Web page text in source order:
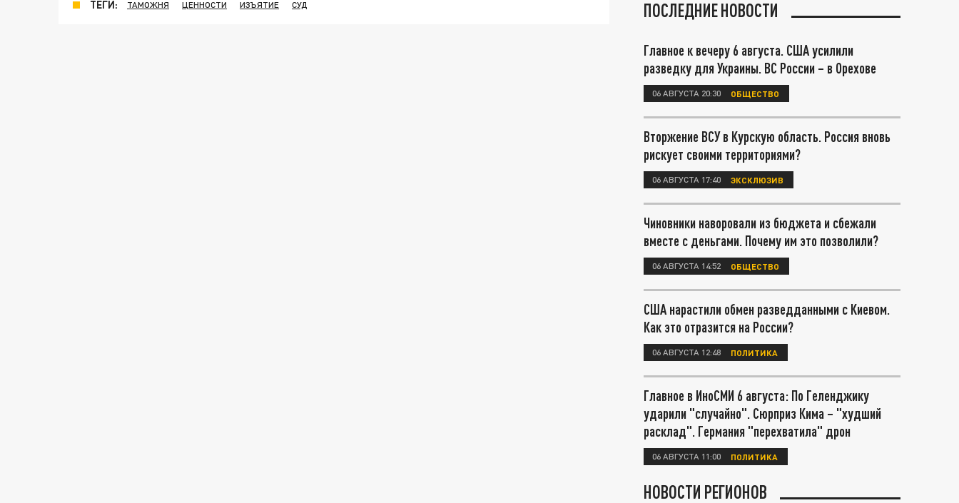
ТЕГИ: ТАМОЖНЯ ЦЕННОСТИ ИЗЪЯТИЕ СУД ПОСЛЕДНИЕ НОВОСТИ
Главное к вечеру 6 августа. США усилили
разведку для Украины. ВС России – в Орехове
06 АВГУСТА 20:30 ОБЩЕСТВО
Вторжение ВСУ в Курскую область. Россия вновь
рискует своими территориями?
06 АВГУСТА 17:40 ЭКСКЛЮЗИВ
Чиновники наворовали из бюджета и сбежали
вместе с деньгами. Почему им это позволили?
06 АВГУСТА 14:52 ОБЩЕСТВО
США нарастили обмен разведданными с Киевом.
Как это отразится на России?
06 АВГУСТА 12:48 ПОЛИТИКА
Главное в ИноСМИ 6 августа: По Геленджику
ударили "случайно". Сюрприз Кима – "худший
расклад". Германия "перехватила" дрон
06 АВГУСТА 11:00 ПОЛИТИКА
НОВОСТИ РЕГИОНОВ